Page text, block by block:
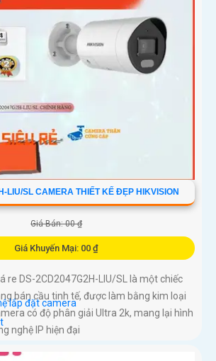
LIU/SL CAMERA THIẾT KẾ ĐẸP HIKVISION
Giá Bán: 00 ₫
Giá Khuyến Mại: 00 ₫
re DS-2CD2047G2H-LIU/SL là một chiếc
bán cầu tinh tế, được làm bằng kim loại
có độ phân giải Ultra 2k, mang lại hình
nghệ IP hiện đại